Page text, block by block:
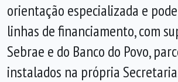
orientação especializada e
linhas de financiamento, com
Sebrae e do Banco do Povo,
instalados na própria